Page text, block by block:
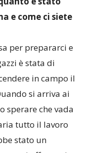
è stato
e come ci siete
per prepararci e
è stata di
in campo il
si arriva ai
che vada
tutto il lavoro